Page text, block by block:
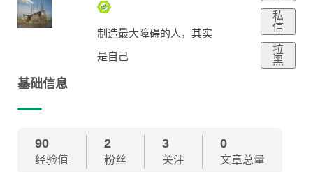
制造最大障碍的人，其实
是自己
私
信
拉
黑
基础信息
90
经验值
2
粉丝
3
关注
0
文章总量